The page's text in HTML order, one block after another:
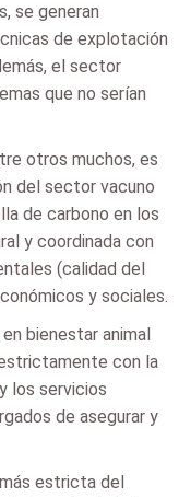
se generan
de explotación
el sector
que no serían
otros muchos, es
del sector vacuno
de carbono en los
y coordinada con
(calidad del
y sociales.
bienestar animal
con la
los servicios
de asegurar y
estricta del